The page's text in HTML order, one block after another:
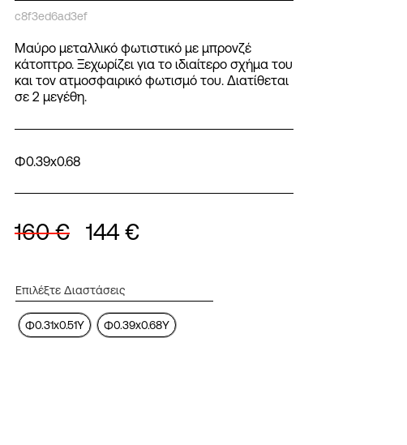
c8f3ed6ad3ef
Μαύρο μεταλλικό φωτιστικό με μπρονζέ
κάτοπτρο. Ξεχωρίζει για το ιδιαίτερο σχήμα του
και τον ατμοσφαιρικό φωτισμό του. Διατίθεται
σε 2 μεγέθη.
Φ0.39x0.68
160€ 144€
Φ0.31x0.51Y Φ0.39x0.68Y